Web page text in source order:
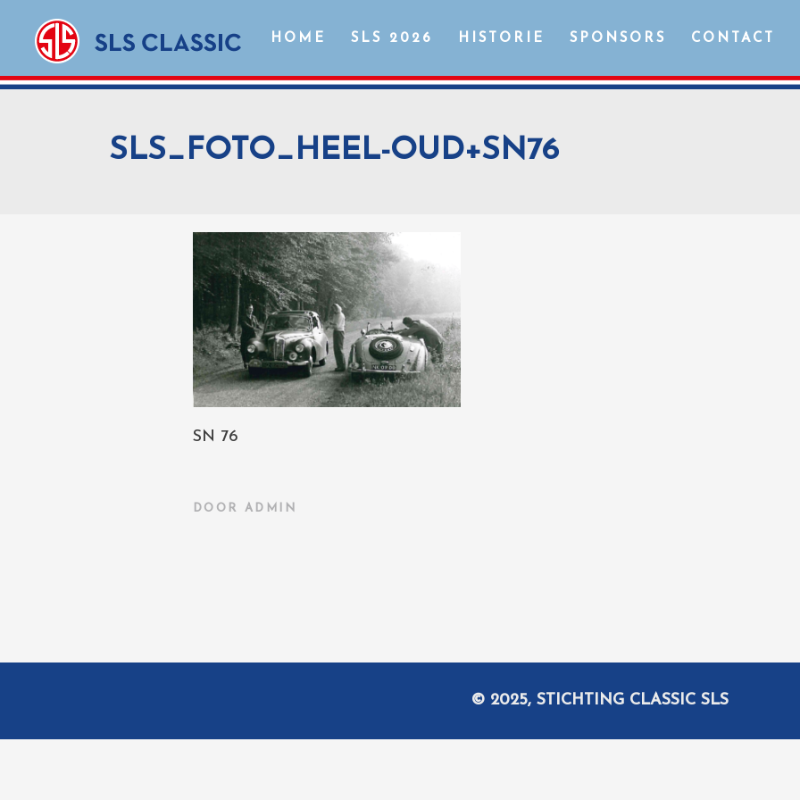
HOME SLS 2026 HISTORIE SPONSORS CONTACT
SLS_FOTO_HEEL-OUD+SN76
SN 76
DOOR ADMIN
© 2025, STICHTING CLASSIC SLS